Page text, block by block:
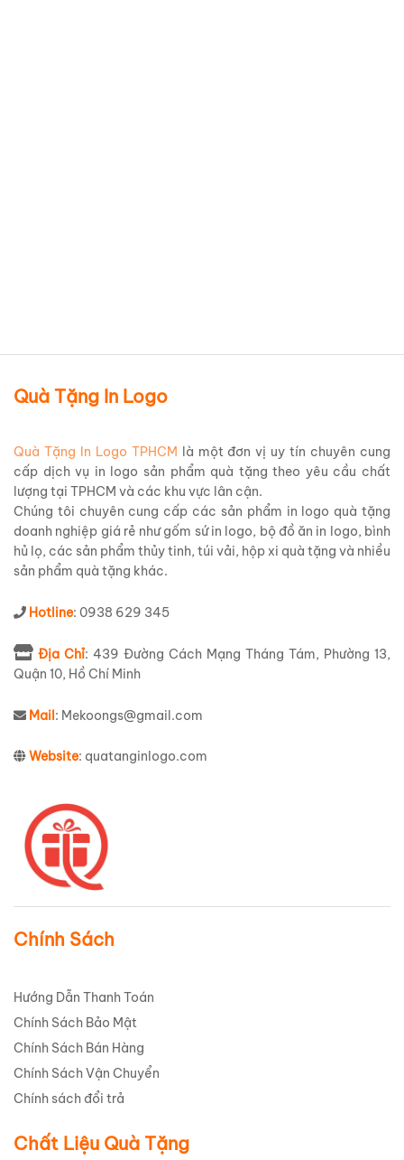
Quà Tặng In Logo
Quà Tặng In Logo TPHCM là một đơn vị uy tín chuyên cung
cấp dịch vụ in logo sản phẩm quà tặng theo yêu cầu chất
lượng tại TPHCM và các khu vực lân cận.
Chúng tôi chuyên cung cấp các sản phẩm in logo quà tặng
doanh nghiệp giá rẻ như gốm sứ in logo, bộ đồ ăn in logo, bình
hủ lọ, các sản phẩm thủy tinh, túi vải, hộp xi quà tặng và nhiều
sản phẩm quà tặng khác.
Hotline: 0938 629 345
Địa Chỉ: 439 Đường Cách Mạng Tháng Tám, Phường 13,
Quận 10, Hồ Chí Minh
Mail: Mekoongs@gmail.com
Website: quatanginlogo.com
Chính Sách
Hướng Dẫn Thanh Toán
Chính Sách Bảo Mật
Chính Sách Bán Hàng
Chính Sách Vận Chuyển
Chính sách đổi trả
Chất Liệu Quà Tặng